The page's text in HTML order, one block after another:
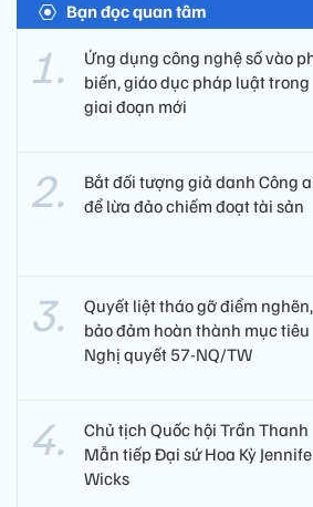
Bạn đọc quan tâm
Ứng dụng công nghệ số vào
biến, giáo dục pháp luật trong
giai đoạn mới
Bắt đối tượng giả danh Công
để lừa đảo chiếm đoạt tài sản
Quyết liệt tháo gỡ điểm nghẽn,
bảo đảm hoàn thành mục tiêu
Nghị quyết 57-NQ/TW
Chủ tịch Quốc hội Trần Thanh
Mẫn tiếp Đại sứ Hoa Kỳ
Wicks